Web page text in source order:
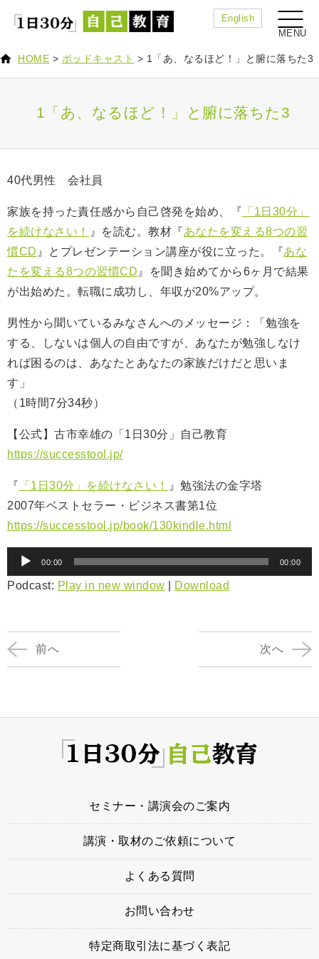
English
HOME > ポッドキャスト > 1「あ、なるほど！」と腑に落ちた3
1「あ、なるほど！」と腑に落ちた3
40代男性 会社員
家族を持った責任感から自己啓発を始め、『 「1日30分」
を続けなさい！ 』を読む。教材『あなたを変える8つの習
慣CD 』とプレゼンテーション講座が役に立った。『あな
たを変える8つの習慣CD』を聞き始めてから6ヶ月で結果
が出始めた。転職に成功し、年収が20%アップ。
男性から聞いているみなさんへのメッセージ：「勉強を
する、しないは個人の自由ですが、あなたが勉強しなけ
れば困るのは、あなたとあなたの家族だけだと思いま
す」
（1時間7分34秒）
【公式】古市幸雄の「1日30分」自己教育
https://successtool.jp/
『 「1日30分」を続けなさい！ 』勉強法の金字塔
2007年ベストセラー・ビジネス書第1位
https://successtool.jp/book/130kindle.html
声
ー
ヤ
00:00 00:00
Podcast: Play in new window Download
前へ 次へ
セミナー・講演会のご案内
講演・取材のご依頼について
よくある質問
お問い合わせ
特定商取引法に基づく表記